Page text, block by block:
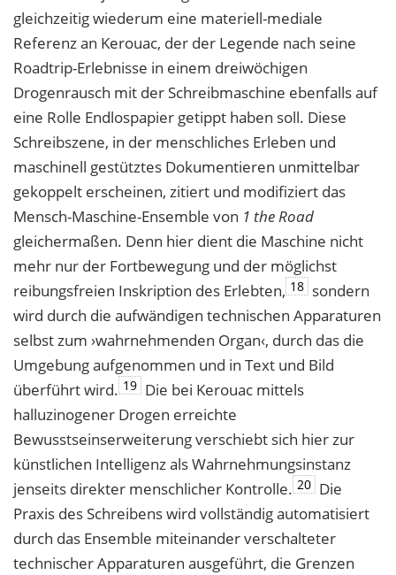
gleichzeitig wiederum eine materiell-mediale
Referenz an Kerouac, der der Legende nach seine
Roadtrip-Erlebnisse in einem dreiwöchigen
Drogenrausch mit der Schreibmaschine ebenfalls auf
eine Rolle Endlospapier getippt haben soll. Diese
Schreibszene, in der menschliches Erleben und
maschinell gestütztes Dokumentieren unmittelbar
gekoppelt erscheinen, zitiert und modifiziert das
Mensch-Maschine-Ensemble von 1 the Road
gleichermaßen. Denn hier dient die Maschine nicht
mehr nur der Fortbewegung und der möglichst
reibungsfreien Inskription des Erlebten, 18 sondern
wird durch die aufwändigen technischen Apparaturen
selbstzum ›wahrnehmenden Organ‹, durch das die
Umgebung aufgenommen und in Text und Bild
überführt wird. 19 Die bei Kerouac mittels
halluzinogener Drogen erreichte
Bewusstseinserweiterung verschiebt sich hier zur
künstlichen Intelligenz als Wahrnehmungsinstanz
jenseits direkter menschlicher Kontrolle. 20 Die
Praxis des Schreibens wird vollständig automatisiert
durch das Ensemble miteinander verschalteter
technischer Apparaturen ausgeführt, die Grenzen